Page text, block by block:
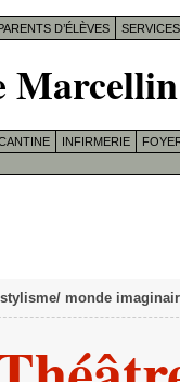
D’ÉLÈVES
INFIRMERIE
monde